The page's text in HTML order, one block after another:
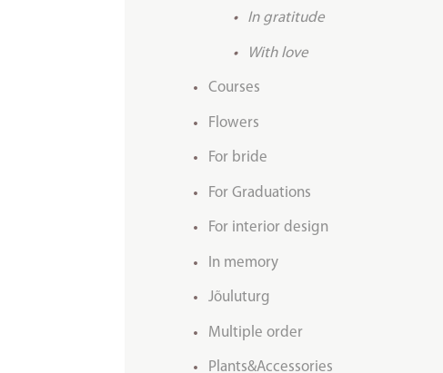
In gratitude
With love
Courses
Flowers
For bride
For Graduations
For interior design
In memory
Jõuluturg
Multiple order
Plants&Accessories